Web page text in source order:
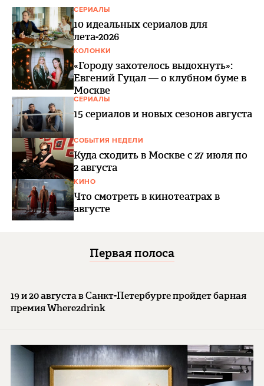
СЕРИАЛЫ
10 идеальных сериалов для
лета-2026
КОЛОНКИ
«Городу захотелось выдохнуть»:
Евгений Гуцал — о клубном буме в
Москве
СЕРИАЛЫ
15 сериалов и новых сезонов августа
СОБЫТИЯ НЕДЕЛИ
Куда сходить в Москве с 27 июля по
2 августа
КИНО
Что смотреть в кинотеатрах в
августе
Первая полоса
19 и 20 августа в Санкт-Петербурге пройдет барная
премия Where2drink